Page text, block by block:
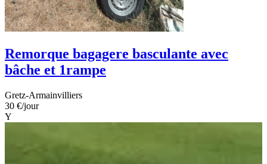
Remorque bagagere basculante avec
bâche et 1rampe
Gretz-Armainvilliers
30 €/jour
Y